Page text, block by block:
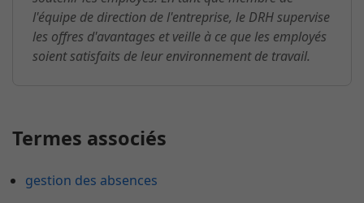
l'équipe de direction de l'entreprise, le DRH supervise
les offres d'avantages et veille à ce que les employés
soient satisfaits de leur environnement de travail.
Termes associés
gestion des absences